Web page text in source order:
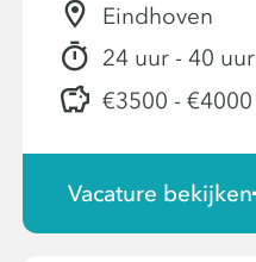
Eindhoven
24 uur - 40 uur
€3500 - €4000
Vacature bekijken